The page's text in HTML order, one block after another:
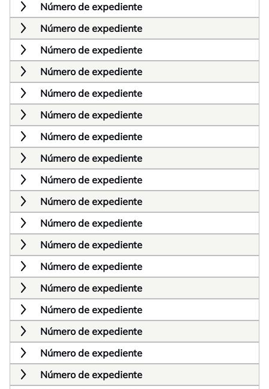
Número de expediente
Número de expediente
Número de expediente
Número de expediente
Número de expediente
Número de expediente
Número de expediente
Número de expediente
Número de expediente
Número de expediente
Número de expediente
Número de expediente
Número de expediente
Número de expediente
Número de expediente
Número de expediente
Número de expediente
Número de expediente